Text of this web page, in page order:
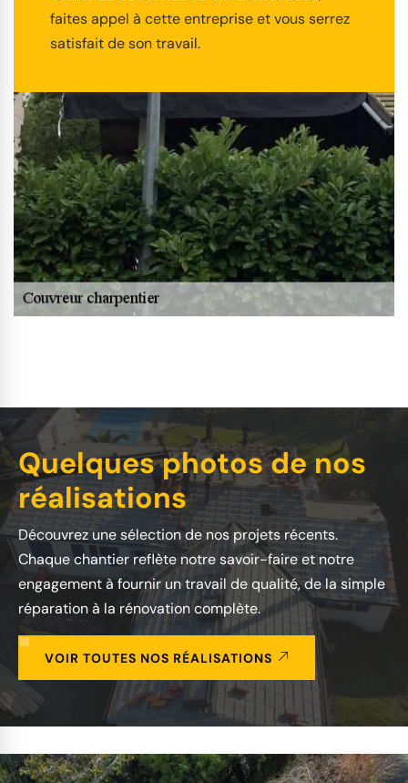
faites appel à cette entreprise et vous serrez
satisfait de son travail.
Quelques photos de nos
réalisations
Découvrez une sélection de nos projets récents.
Chaque chantier reflète notre savoir-faire et notre
engagement à fournir un travail de qualité, de la simple
réparation à la rénovation complète.
VOIR TOUTES NOS RÉALISATIONS